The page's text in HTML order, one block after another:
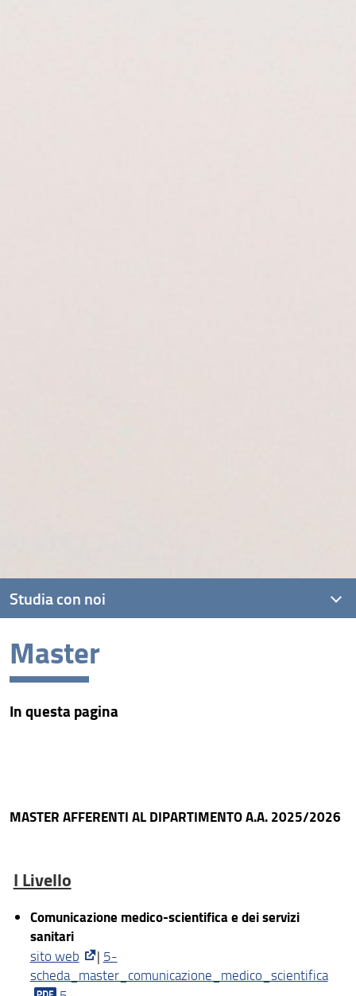
Master
In questa pagina
MASTER AFFERENTI AL DIPARTIMENTO A.A. 2025/2026
I Livello
Comunicazione medico-scientifica e dei servizi
sanitari
sito web | 5-
scheda_master_comunicazione_medico_scientifica
Studia con noi
Corsi di Laurea Triennali
Corsi di Laurea Magistrali
Corsi di Laurea Magistrali a Ciclo Unico
Corsi di Perfezionamento